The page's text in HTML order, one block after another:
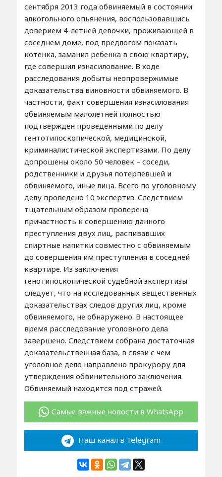
сентября 2013 года обвиняемый в состоянии
алкогольного опьянения, воспользовавшись
доверием 4-летней девочки, проживающей в
соседнем доме, под предлогом показать
котенка, заманил ребенка в свою квартиру,
где совершил изнасилование. В ходе
расследования добыты неопровержимые
доказательства виновности обвиняемого. В
частности, факт совершения изнасилования
обвиняемым малолетней полностью
подтвержден проведенными по делу
гентотипоскопической, медицинской,
криминалистической экспертизами. По делу
допрошены около 50 человек – соседи,
родственники и друзья потерпевшей и
обвиняемого, иные лица. Всего по уголовному
делу проведено 10 экспертиз. Следствием
тщательным образом проверена
причастность к совершению данного
преступления двух лиц, распивавших
спиртные напитки совместно с обвиняемым
до совершения им преступления в соседней
квартире. Из заключения
генотипоскопической судебной экспертизы
следует, что на исследованных вещественных
доказательствах следов других лиц, кроме
обвиняемого, не обнаружено. В настоящее
время расследование уголовного дела
завершено. Следствием собрана достаточная
доказательственная база, в связи с чем
уголовное дело направлено прокурору для
утверждения обвинительного заключения.
Обвиняемый находится под стражей.
Самые важные новости в WhatsApp
Наш канал в Telegram